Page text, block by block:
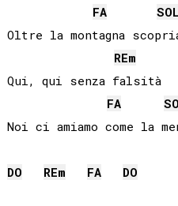
FA
SOL
Oltre la montagna
REm
Qui, qui senza falsità
FA
Noi ci amiamo come la
DO REm FA DO